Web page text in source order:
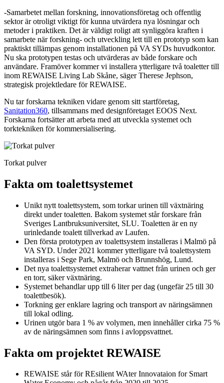
-Samarbetet mellan forskning, innovationsföretag och offentlig
sektor är otroligt viktigt för kunna utvärdera nya lösningar och
metoder i praktiken. Det är väldigt roligt att synliggöra kraften i
samarbete när forskning- och utveckling lett till en prototyp som kan
praktiskt tillämpas genom installationen på VA SYDs huvudkontor.
Nu ska prototypen testas och utvärderas av både forskare och
användare. Framöver kommer vi installera ytterligare två toaletter till
inom REWAISE Living Lab Skåne, säger Therese Jephson,
strategisk projektledare för REWAISE.
Nu tar forskarna tekniken vidare genom sitt startföretag,
Sanitation360, tillsammans med designföretaget EOOS Next.
Forskarna fortsätter att arbeta med att utveckla systemet och
torktekniken för kommersialisering.
Torkat pulver
Fakta om toalettsystemet
Unikt nytt toalettsystem, som torkar urinen till växtnäring
direkt under toaletten. Bakom systemet står forskare från
Sveriges Lantbruksuniversitet, SLU. Toaletten är en ny
urinledande toalett tillverkad av Laufen.
Den första prototypen av toalettsystem installeras i Malmö på
VA SYD. Under 2021 kommer ytterligare två toalettsystem
installeras i Sege Park, Malmö och Brunnshög, Lund.
Det nya toalettsystemet extraherar vattnet från urinen och ger
en torr, säker växtnäring.
Systemet behandlar upp till 6 liter per dag (ungefär 25 till 30
toalettbesök).
Torkning ger enklare lagring och transport av näringsämnen
till lokal odling.
Urinen utgör bara 1 % av volymen, men innehåller cirka 75 %
av de näringsämnen som finns i avloppsvattnet.
Fakta om projektet REWAISE
REWAISE står för REsilient WAter Innovataion for Smart